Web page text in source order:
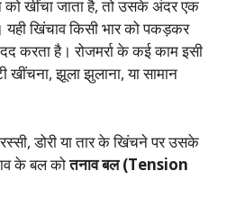
को खींचा जाता है, तो उसके अंदर एक
खिंचाव किसी भार को पकड़कर
करता है। रोजमर्रा के कई काम इसी
खींचना, झूला झुलाना, या सामान
रस्सी, डोरी या तार के खिंचने पर उसके
के बल कोतनाव बल (Tension